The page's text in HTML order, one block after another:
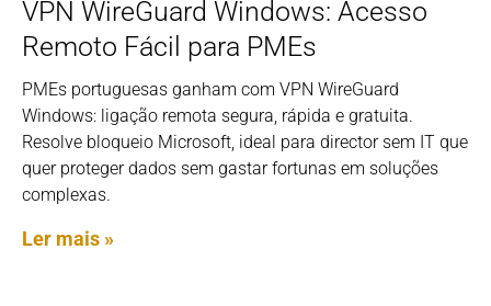
VPN WireGuard Windows: Acesso
Remoto Fácil para PMEs
PMEs portuguesas ganham com VPN WireGuard
Windows: ligação remota segura, rápida e gratuita.
Resolve bloqueio Microsoft, ideal para director sem IT que
quer proteger dados sem gastar fortunas em soluções
complexas.
Ler mais »